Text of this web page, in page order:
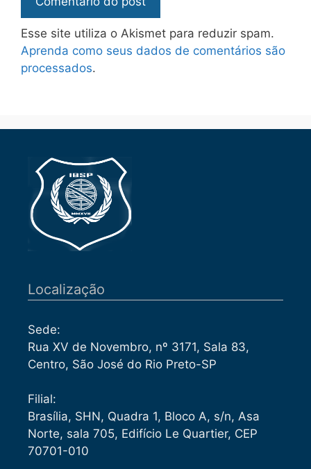
Esse site utiliza o Akismet para reduzir spam.
Aprenda como seus dados de comentários são
processados.
Localização
Sede:
Rua XV de Novembro, nº 3171, Sala 83,
Centro, São José do Rio Preto-SP
Filial:
Brasília, SHN, Quadra 1, Bloco A, s/n, Asa
Norte, sala 705, Edifício Le Quartier, CEP
70701-010